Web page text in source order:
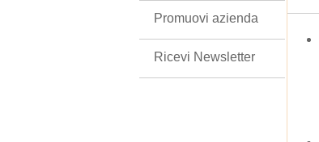
Promuovi azienda
Ricevi Newsletter